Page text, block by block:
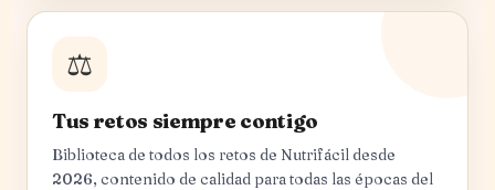
⚖️
Tus retos siempre contigo
Biblioteca de todos los retos de Nutrifácil desde
2026, contenido de calidad para todas las épocas del